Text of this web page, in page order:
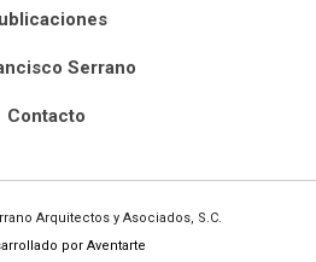
Serrano
Contacto
Arquitectos y Asociados, S.C.
por Aventarte